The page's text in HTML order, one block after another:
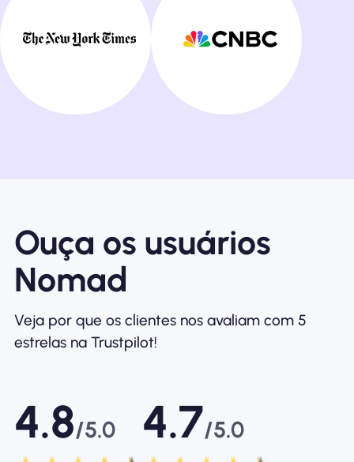
Ouça os usuários
Nomad
Veja por que os clientes nos avaliam com 5
estrelas na Trustpilot!
4.8/5.0 4.7/5.0